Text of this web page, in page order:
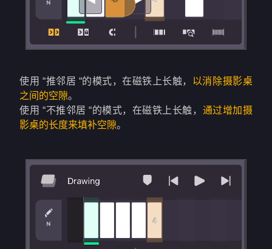
使用 “推邻居 “的模式，在磁铁上长触， 以消除摄影桌
之间的空隙。
使用 “不推邻居 “的模式，在磁铁上长触， 通过增加摄
影桌的长度来填补空隙。